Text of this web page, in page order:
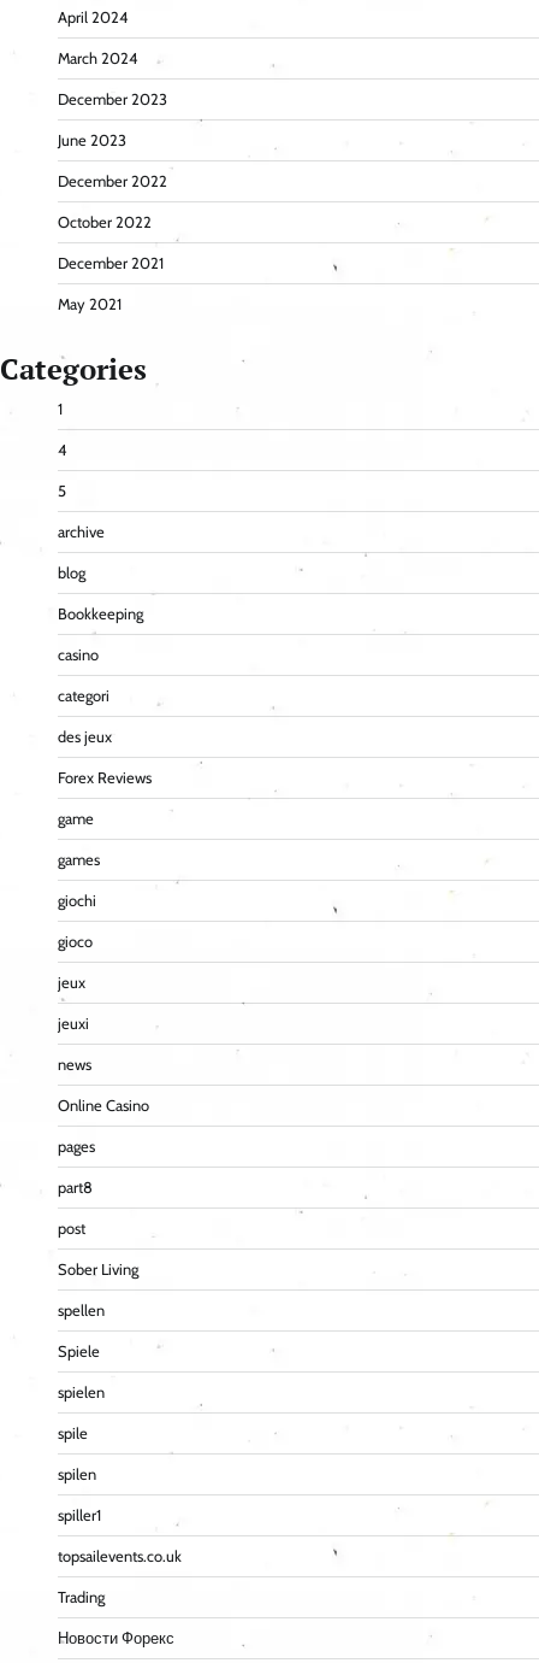
April 2024
March 2024
December 2023
June 2023
December 2022
October 2022
December 2021
May 2021
Categories
1
4
5
archive
blog
Bookkeeping
casino
categori
des jeux
Forex Reviews
game
games
giochi
gioco
jeux
jeuxi
news
Online Casino
pages
part8
post
Sober Living
spellen
Spiele
spielen
spile
spilen
spiller1
topsailevents.co.uk
Trading
Новости Форекс